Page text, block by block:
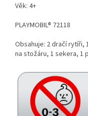
Věk: 4+
PLAYMOBIL® 72118
Obsahuje: 2 dračí rytíři,
na stožáru, 1 sekera, 1